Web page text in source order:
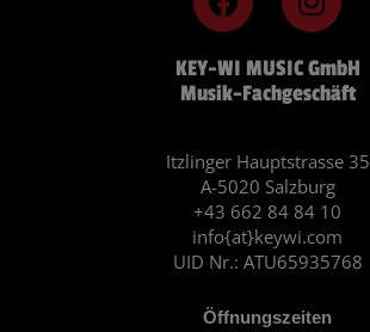
KEY-WI MUSIC GmbH
Musik-Fachgeschäft
Itzlinger Hauptstrasse 35
A-5020 Salzburg
+43 662 84 84 10
info{at}keywi.com
UID Nr.: ATU65935768
Öffnungszeiten
a
c
e
b
o
k
n
s
t
a
r
a
m